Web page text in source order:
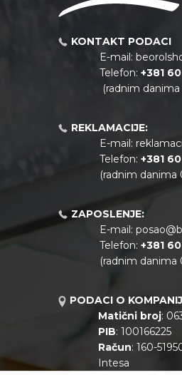
KONTAKT PODACI
E-mail:
Telefon: +381
(radnim danima
REKLAMACIJE:
E-mail:
Telefon: +381
(radnim danima
ZAPOSLENJE:
E-mail:
Telefon: +381
(radnim danima
PODACI O
Matični broj:
PIB: 100166225
Račun: 160-
Intesa